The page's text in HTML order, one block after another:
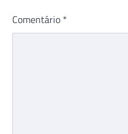
Comentário *